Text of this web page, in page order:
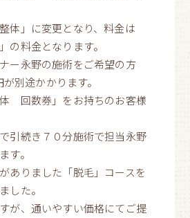
体」に変更となり、料金は
の料金となります。
ー永野の施術をご希望の方
別途かかります。
回数券」をお持ちのお客様
引続き７０分施術で担当永野
す。
ありました「脱毛」コースを
した。
が、通いやすい価格にてご提